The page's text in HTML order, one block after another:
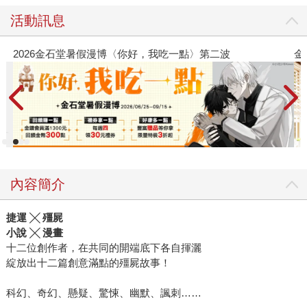
活動訊息
2026金石堂暑假漫博〈你好，我吃一點〉第二波 金
內容簡介
捷運 ╳殭屍
小說 ╳漫畫
十二位創作者，在共同的開端底下各自揮灑
綻放出十二篇創意滿點的殭屍故事！
科幻、奇幻、懸疑、驚悚、幽默、諷刺……